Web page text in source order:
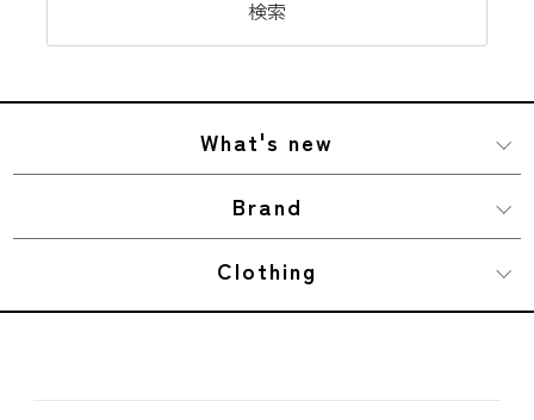
What's new
Brand
Clothing